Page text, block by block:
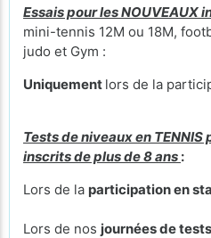
Essais pour les NOUVEAUX
mini-tennis 12M ou 18M,
judo et Gym :
Uniquement lors de la
Tests de niveaux en TENNIS
inscrits de plus de 8 ans :
Lors de la participation en
Lors de nos journées de tests